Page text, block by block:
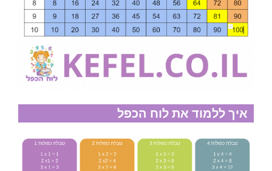
איך ללמוד את לוח הכפל